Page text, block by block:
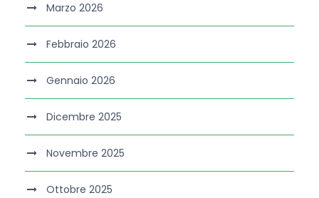
Marzo 2026
Febbraio 2026
Gennaio 2026
Dicembre 2025
Novembre 2025
Ottobre 2025